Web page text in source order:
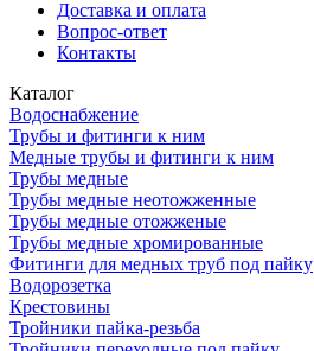
Доставка и оплата
Вопрос-ответ
Контакты
Каталог
Водоснабжение
Трубы и фитинги к ним
Медные трубы и фитинги к ним
Трубы медные
Трубы медные неотожженные
Трубы медные отожженые
Трубы медные хромированные
Фитинги для медных труб под пайку
Водорозетка
Крестовины
Тройники пайка-резьба